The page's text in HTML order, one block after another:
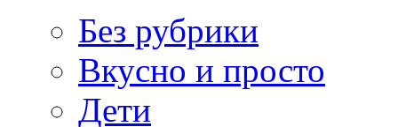
Без рубрики
Вкусно и просто
Дети